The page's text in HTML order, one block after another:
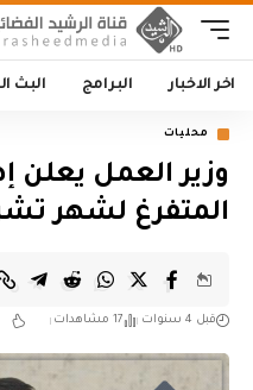
اخر الاخبار البرامج البث
محليات
وزير العمل يعلن
المتفرغ لشهر
قبل 4 سنوات 17 مشاهدات